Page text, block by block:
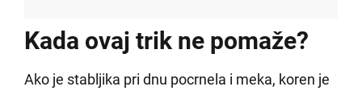
Kada ovaj trik ne pomaže?
Ako je stabljika pri dnu pocrnela i meka, koren je